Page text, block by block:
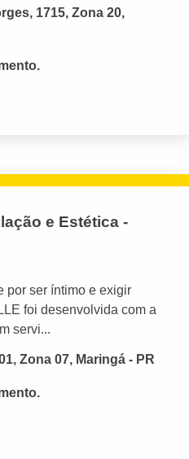
1715, Zona 20,
e Estética -
por ser íntimo e exigir
foi desenvolvida com a
servi...
Zona 07, Maringá - PR